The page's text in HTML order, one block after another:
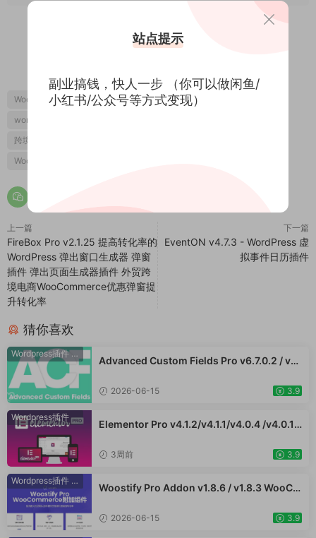
WooCommerce表单插件 跨境电商
WooCommerce插件
wordpress表单插件
跨境电商解决方案
WooCommerce表单构建器插件
上一篇
FireBox Pro v2.1.25 提高转化率的
WordPress 弹出窗口生成器 弹窗
插件 弹出页面生成器插件 外贸跨
境电商WooCommerce优惠弹窗提
升转化率
下一篇
EventON v4.7.3 - WordPress 虚
拟事件日历插件
猜你喜欢
Wordpress插件· WooCommerce插件
Advanced Custom Fields Pro v6.7.0.2 / v6.
12 高级自定义字段专业版Wordpress插件AC
2026-06-15 3.9
Wordpress插件
Elementor Pro v4.1.2/v4.1.1/v4.0.4 /v4.0.1 /
/ v3.29.2 / v3.29.1 / v3.29.0 / v3.28.x /3.27.
式主题模板编辑生成器 公司主题模板外贸跨境
3周前 3.9
Wordpress插件 WooCommerce插件
Woostify Pro Addon v1.8.6 / v1.8.3 WooCo
好的性能和更高的转化率 外贸跨境电商插件
2026-06-15 3.9
站点提示
副业搞钱，快人一步 （你可以做闲鱼/
小红书/公众号等方式变现）